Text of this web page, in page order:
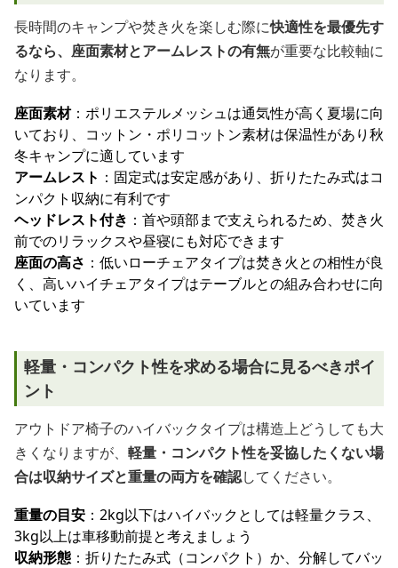
長時間のキャンプや焚き火を楽しむ際に快適性を最優先す
るなら、座面素材とアームレストの有無が重要な比較軸に
なります。
座面素材：ポリエステルメッシュは通気性が高く夏場に向
いており、コットン・ポリコットン素材は保温性があり秋
冬キャンプに適しています
アームレスト ：固定式は安定感があり、折りたたみ式はコ
ンパクト収納に有利です
ヘッドレスト付き ：首や頭部まで支えられるため、焚き火
前でのリラックスや昼寝にも対応できます
座面の高さ ：低いローチェアタイプは焚き火との相性が良
く、高いハイチェアタイプはテーブルとの組み合わせに向
いています
軽量・コンパクト性を求める場合に見るべきポイ
ント
アウトドア椅子のハイバックタイプは構造上どうしても大
きくなりますが、 軽量・コンパクト性を妥協したくない場
合は収納サイズと重量の両方を確認してください。
重量の目安 ：2kg以下はハイバックとしては軽量クラス、
3kg以上は車移動前提と考えましょう
収納形態 ：折りたたみ式（コンパクト）か、分解してバッ